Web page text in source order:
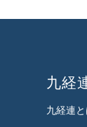
九経
九経連と